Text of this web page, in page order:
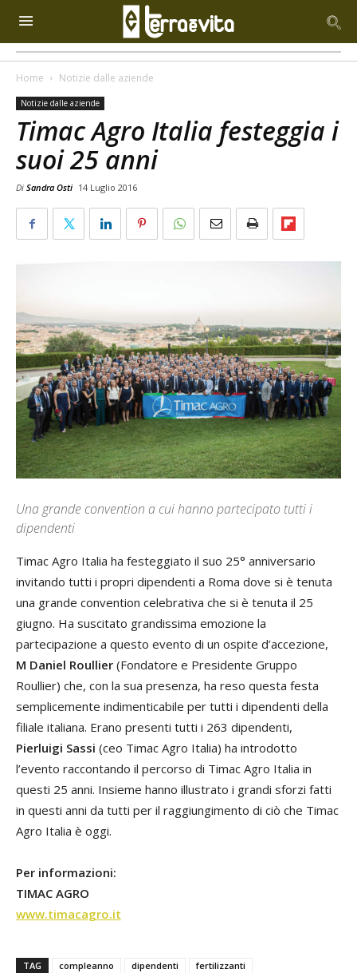
Home Notizie dalle aziende
Notizie dalle aziende
Timac Agro Italia festeggia i
suoi 25 anni
Di Sandra Osti 14 Luglio 2016
Una grande convention a cui hanno partecipato tutti i
dipendenti
Timac Agro Italia ha festeggiato il suo 25° anniversario
invitando tutti i propri dipendenti a Roma dove si è tenuta
una grande convention celebrativa che si è tenuta il 25
giugno. Ha suscitato grandissima emozione la
partecipazione a questo evento di un ospite d’accezione,
M Daniel Roullier (Fondatore e Presidente Gruppo
Roullier) che, con la sua presenza, ha reso questa festa
semplicemente indimenticabile per tutti i dipendenti della
filiale italiana. Erano presenti tutti i 263 dipendenti,
Pierluigi Sassi (ceo Timac Agro Italia) ha introdotto
l’evento raccontando il percorso di Timac Agro Italia in
questi 25 anni. Insieme hanno illustrato i grandi sforzi fatti
in questi anni da tutti per il raggiungimento di ciò che Timac
Agro Italia è oggi.
Per informazioni:
TIMAC AGRO
www.timacagro.it
TAG compleanno dipendenti
fertilizzanti